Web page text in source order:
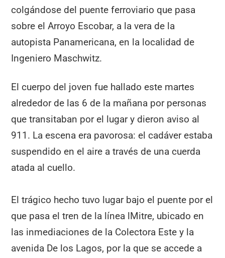
colgándose del puente ferroviario que pasa
sobre el Arroyo Escobar, a la vera de la
autopista Panamericana, en la localidad de
Ingeniero Maschwitz.
El cuerpo del joven fue hallado este martes
alrededor de las 6 de la mañana por personas
que transitaban por el lugar y dieron aviso al
911. La escena era pavorosa: el cadáver estaba
suspendido en el aire a través de una cuerda
atada al cuello.
El trágico hecho tuvo lugar bajo el puente por el
que pasa el tren de la línea lMitre, ubicado en
las inmediaciones de la Colectora Este y la
avenida De los Lagos, por la que se accede a